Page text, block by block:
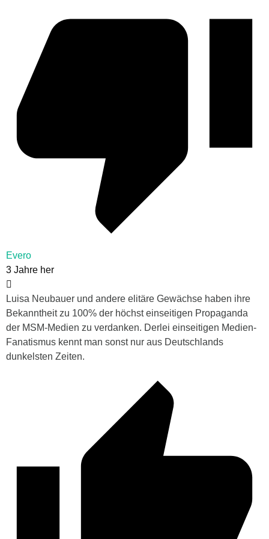
Evero
3 Jahre her
Luisa Neubauer und andere elitäre Gewächse haben ihre
Bekanntheit zu 100% der höchst einseitigen Propaganda
der MSM-Medien zu verdanken. Derlei einseitigen Medien-
Fanatismus kennt man sonst nur aus Deutschlands
dunkelsten Zeiten.